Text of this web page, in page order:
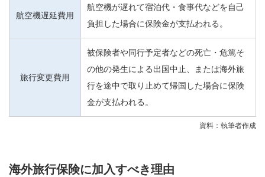
航空機遅延費用
航空機が遅れて宿泊代・食事代などを自己
負担した場合に保険金が支払われる。
旅行変更費用
被保険者や同行予定者などの死亡・危篤そ
の他の発生による出国中止、または海外旅
行を途中で取り止めて帰国した場合に保険
金が支払われる。
資料：執筆者作成
海外旅行保険に加入すべき理由